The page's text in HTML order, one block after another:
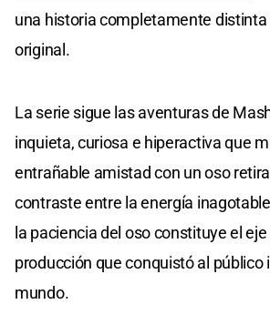
una historia completamente distinta
original.
La serie sigue las aventuras de
inquieta, curiosa e hiperactiva que
entrañable amistad con un oso
contraste entre la energía
la paciencia del oso constituye el
producción que conquistó al público
mundo.